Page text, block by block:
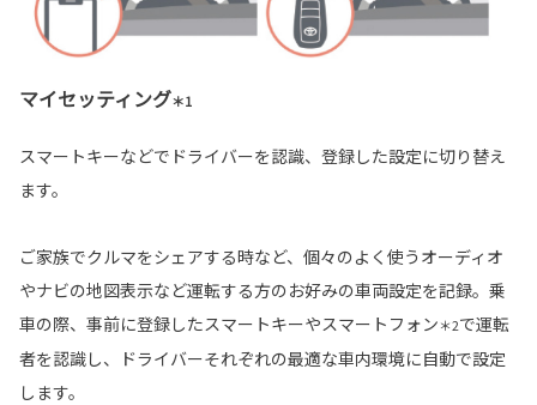
マイセッティング＊1
スマートキーなどでドライバーを認識、登録した設定に切り替え
ます。
ご家族でクルマをシェアする時など、個々のよく使うオーディオ
やナビの地図表示など運転する方のお好みの車両設定を記録。乗
車の際、事前に登録したスマートキーやスマートフォン＊2で運転
者を認識し、ドライバーそれぞれの最適な車内環境に自動で設定
します。